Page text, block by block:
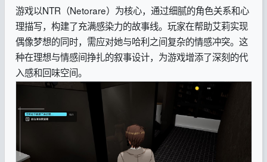
游戏以NTR（Netorare）为核心，通过细腻的角色关系和心
理描写，构建了充满感染力的故事线。玩家在帮助艾莉实现
偶像梦想的同时，需应对她与哈利之间复杂的情感冲突。这
种在理想与情感间挣扎的叙事设计，为游戏增添了深刻的代
入感和回味空间。